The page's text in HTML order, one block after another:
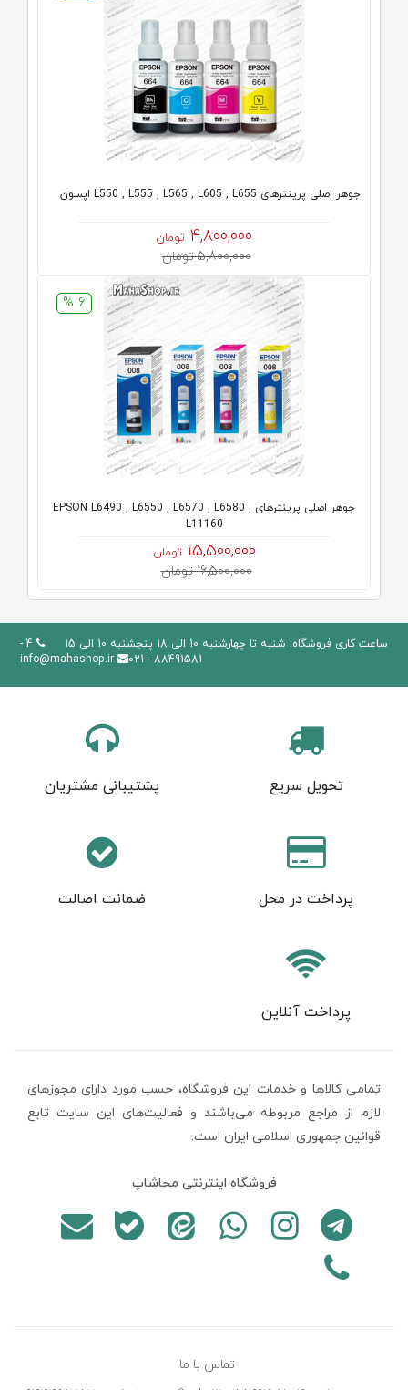
جوهر اصلی پرینترهای L550 , L555 , L565 , L605 , L655 اپسون
4,800,000 تومان
5,800,000 تومان
6 %
جوهر اصلی پرینترهای EPSON L6490 , L6550 , L6570 , L6580 ,
L11160
15,500,000 تومان
16,500,000 تومان
ساعت کاری فروشگاه: شنبه تا چهارشنبه 10 الی 18 پنجشنبه 10 الی 15
4 -
88491581 - 021
info@mahashop.ir
تحویل سریع پشتیبانی مشتریان
پرداخت در محل ضمانت اصالت
پرداخت آنلاین
تمامی كالاها و خدمات اين فروشگاه، حسب مورد دارای مجوزهای
لازم از مراجع مربوطه می‌باشند و فعاليت‌های اين سايت تابع
قوانين جمهوری اسلامی ایران است.
فروشگاه اینترنتی محاشاپ
تماس با ما